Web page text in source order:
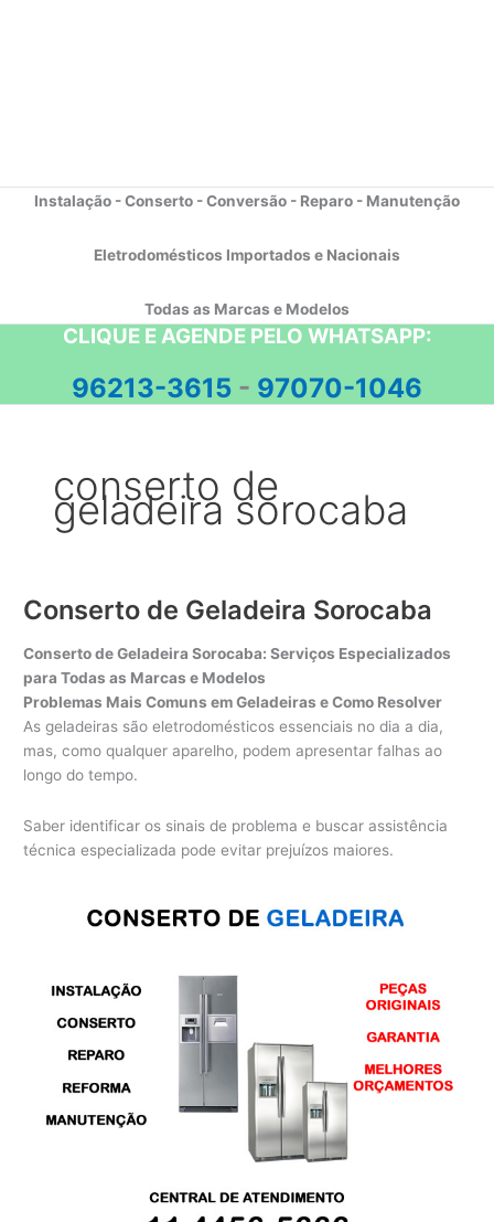
Instalação - Conserto - Conversão - Reparo - Manutenção
Eletrodomésticos Importados e Nacionais
Todas as Marcas e Modelos
CLIQUE E AGENDE PELO WHATSAPP:
96213-3615 - 97070-1046
conserto de
geladeira sorocaba
Conserto de Geladeira Sorocaba
Conserto de Geladeira Sorocaba: Serviços Especializados
para Todas as Marcas e Modelos
Problemas Mais Comuns em Geladeiras e Como Resolver
As geladeiras são eletrodomésticos essenciais no dia a dia,
mas, como qualquer aparelho, podem apresentar falhas ao
longo do tempo.
Saber identificar os sinais de problema e buscar assistência
técnica especializada pode evitar prejuízos maiores.